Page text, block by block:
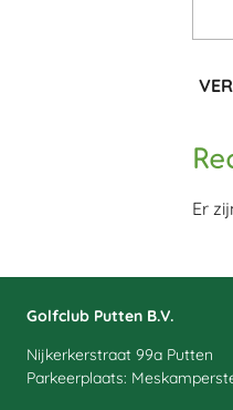
Er
Golfclub Putten B.V.
Nijkerkerstraat 99a Putten
Parkeerplaats: